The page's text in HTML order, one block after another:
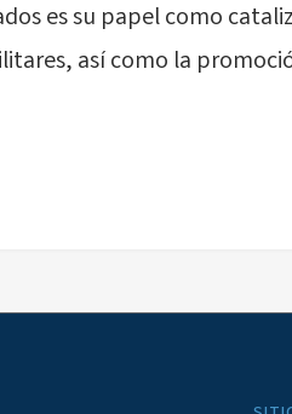
es su papel como
así como la